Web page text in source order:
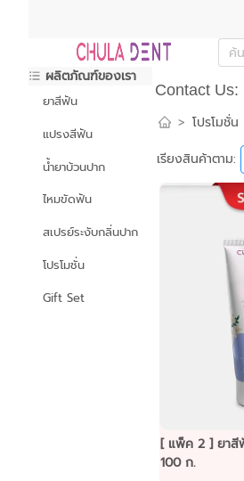
ผลิตภัณฑ์ของเรา
ยาสีฟัน
แปรงสีฟัน
น้ำยาบ้วนปาก
ไหมขัดฟัน
สเปรย์ระงับกลิ่นปาก
โปรโมชั่น
Gift Set
Contact Us:
> โปรโมชั่น
เรียงสินค้าตาม:
[ แพ็ค 2 ] ยาสีฟันจุฬาฯเดนท์ จัสมิน เซนซิทีฟ
100 ก.